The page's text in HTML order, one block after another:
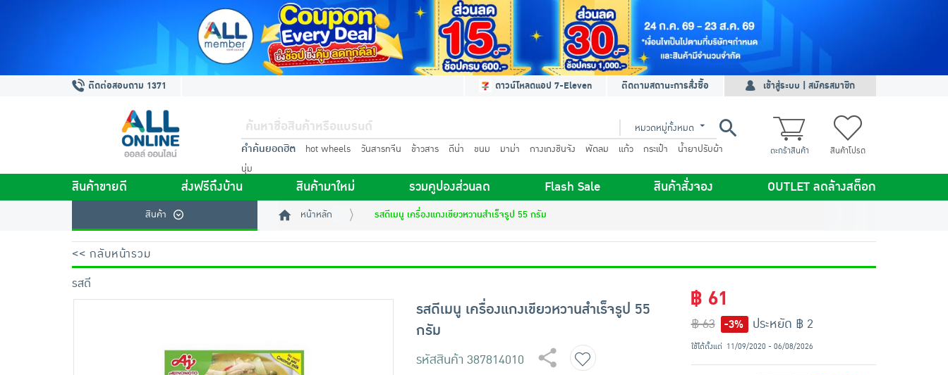
ติดต่อสอบถาม 1371 ดาวน์โหลดแอป 7-Eleven ติดตามสถานะการสั่งซื้อ เข้าสู่ระบบ | สมัครสมาชิก
หมวดหมู่ทั้งหมด
คำค้นยอดฮิต hot wheels วันสารทจีน ข้าวสาร ดีน่า ขนม มาม่า กางเกงชินจัง พัดลม แก้ว กระเป๋า
น้ำยาปรับผ้า
นุ่ม
ตะกร้าสินค้า สินค้าโปรด
สินค้าขายดี ส่งฟรีถึงบ้าน สินค้ามาใหม่ รวมคูปองส่วนลด Flash Sale สินค้าสั่งจอง OUTLET ลดล้างสต็อก
สินค้า หน้าหลัก รสดีเมนู เครื่องแกงเขียวหวานสำเร็จรูป 55 กรัม
<< กลับหน้ารวม
รสดี
รสดีเมนู เครื่องแกงเขียวหวานสำเร็จรูป 55
กรัม
รหัสสินค้า 387814010
฿ 61
฿ 63 -3% ประหยัด ฿ 2
ใช้ได้ตั้งแต่ 11/09/2020 - 06/08/2026